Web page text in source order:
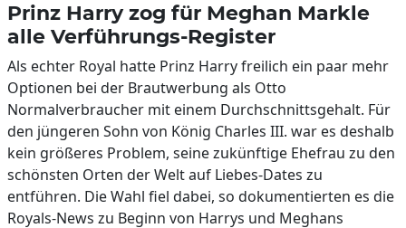
Prinz Harry zog für Meghan Markle
alle Verführungs-Register
Als echter Royal hatte Prinz Harry freilich ein paar mehr
Optionen bei der Brautwerbung als Otto
Normalverbraucher mit einem Durchschnittsgehalt. Für
den jüngeren Sohn von König Charles III. war es deshalb
kein größeres Problem, seine zukünftige Ehefrau zu den
schönsten Orten der Welt auf Liebes-Dates zu
entführen. Die Wahl fiel dabei, so dokumentierten es die
Royals-News zu Beginn von Harrys und Meghans